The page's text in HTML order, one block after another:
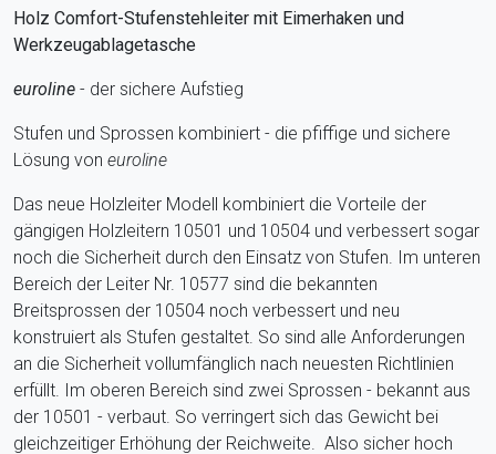
Holz Comfort-Stufenstehleiter mit Eimerhaken und
Werkzeugablagetasche
euroline - der sichere Aufstieg
Stufen und Sprossen kombiniert - die pfiffige und sichere
Lösung von euroline
Das neue Holzleiter Modell kombiniert die Vorteile der
gängigen Holzleitern 10501 und 10504 und verbessert sogar
noch die Sicherheit durch den Einsatz von Stufen. Im unteren
Bereich der Leiter Nr. 10577 sind die bekannten
Breitsprossen der 10504 noch verbessert und neu
konstruiert als Stufen gestaltet. So sind alle Anforderungen
an die Sicherheit vollumfänglich nach neuesten Richtlinien
erfüllt. Im oberen Bereich sind zwei Sprossen - bekannt aus
der 10501 - verbaut. So verringert sich das Gewicht bei
gleichzeitiger Erhöhung der Reichweite. Also sicher hoch